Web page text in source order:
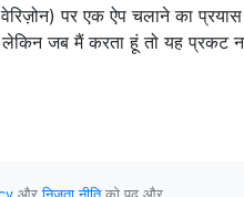
पर एक ऐप चलाने का
लेकिन जब मैं करता हूं तो यह